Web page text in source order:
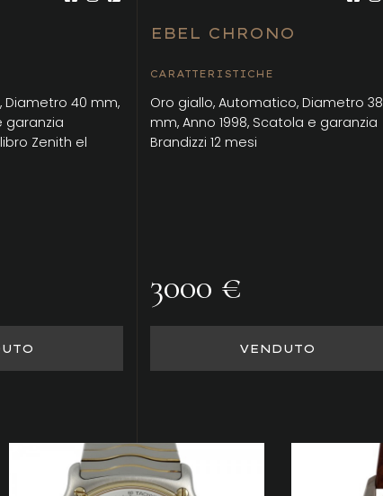
Diametro 40 mm,
garanzia
Zenith el
EBEL CHRONO
CARATTERISTICHE
Oro giallo, Automatico, Diametro 38
mm, Anno 1998, Scatola e garanzia
Brandizzi 12 mesi
3000 €
VENDUTO